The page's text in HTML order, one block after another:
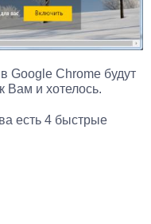
Google Chrome будут
Вам и хотелось.
есть 4 быстрые